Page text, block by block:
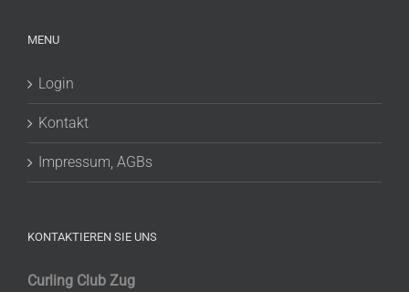
MENU
Login
Kontakt
Impressum, AGBs
KONTAKTIEREN SIE UNS
Curling Club Zug